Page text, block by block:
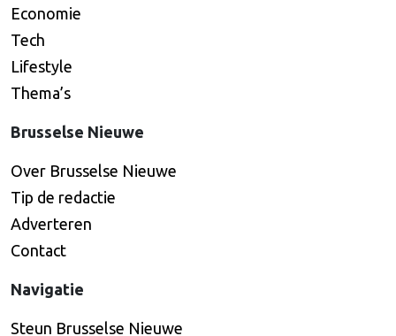
Economie
Tech
Lifestyle
Thema’s
Brusselse Nieuwe
Over Brusselse Nieuwe
Tip de redactie
Adverteren
Contact
Navigatie
Steun Brusselse Nieuwe